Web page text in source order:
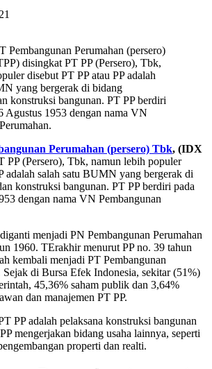
Perumahan (persero) Tbk, (IDX
PP (Persero), Tbk, namun lebih populer
adalah salah satu BUMN yang bergerak di
konstruksi bangunan. PT PP berdiri pada
dengan nama VN Pembangunan
menjadi PN Pembangunan Perumahan
1960. TErakhir menurut PP no. 39 tahun
kembali menjadi PT Pembangunan
Sejak di Bursa Efek Indonesia, sekitar (51%)
45,36% saham publik dan 3,64%
dan manajemen PT PP.
PP adalah pelaksana konstruksi bangunan
mengerjakan bidang usaha lainnya, seperti
properti dan realti.